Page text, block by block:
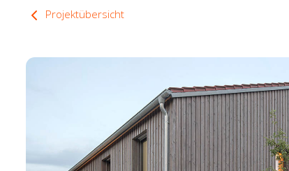
Projektübersicht